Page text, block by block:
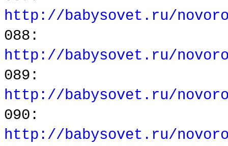
http://babysovet.ru/
088:
http://babysovet.ru/
089:
http://babysovet.ru/
090:
http://babysovet.ru/